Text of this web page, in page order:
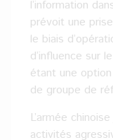
l’information
prévoit une
le biais
d’influence sur
étant une
de groupe de
L’armée
activités